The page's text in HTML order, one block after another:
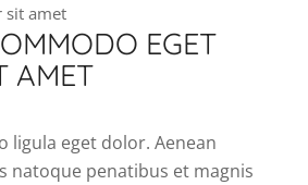
sit amet
EGET
AMET
ligula eget dolor. Aenean
natoque penatibus et magnis